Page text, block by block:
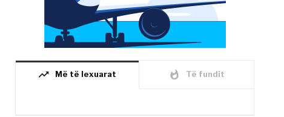
trending_up Më të lexuarat whatshot Të fundit